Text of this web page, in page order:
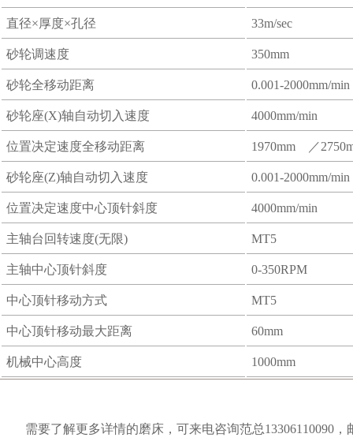
直径×厚度×孔径 33m/sec
砂轮调速度 350mm
砂轮全移动距离 0.001-2000mm/
砂轮座(X)轴自动切入速度 4000mm/min
位置决定速度全移动距离 1970mm ／
砂轮座(Z)轴自动切入速度 0.001-2000mm/
位置决定速度中心顶针斜度 4000mm/min
主轴台回转速度(无限) MT5
主轴中心顶针斜度 0-350RPM
中心顶针移动方式 MT5
中心顶针移动最大距离 60mm
机械中心高度 1000mm
需要了解更多详情的磨床，可来电咨询范总13306110090，